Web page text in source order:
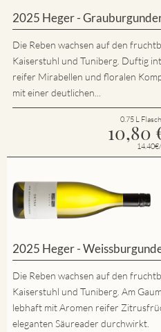
2025 Heger -
Die Reben wachsen auf den
Kaiserstuhl und Tuniberg. Duftig
reifer Mirabellen und floralen
mit einer deutlichen...
0.75 L
10,80
2025 Heger -
Die Reben wachsen auf den
Kaiserstuhl und Tuniberg. Am
lebhaft mit Aromen reifer
eleganten Säureader durchwirkt.